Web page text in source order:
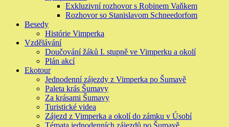
Exkluzivní rozhovor s Robinem Vaňkem
Rozhovor so Stanislavom Schneedorfom
Besedy
Histórie Vimperka
Vzdělávání
Doučování žáků I. stupně ve Vimperku a okolí
Plán akcí
Ekotour
Jednodenní zájezdy z Vimperka po Šumavě
Paleta krás Šumavy
Za krásami Šumavy
Turistické videa
Zájezd z Vimperka a okolí do zámku v Úsobí
Témata jednodenních zájezdů po Šumavě